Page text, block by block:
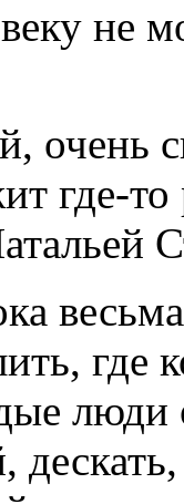
не
очень
где-
где
люди